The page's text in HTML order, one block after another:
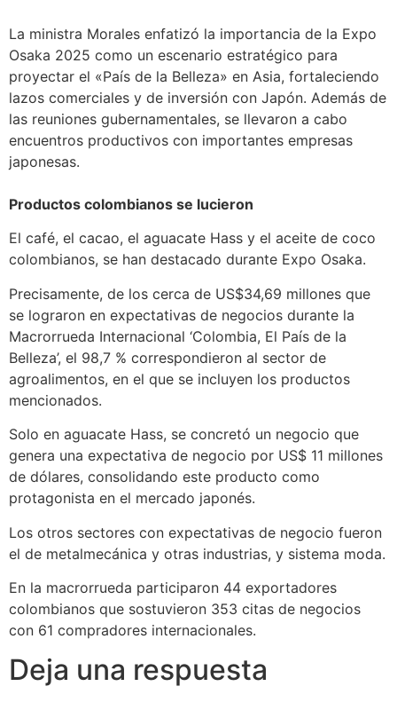
La ministra Morales enfatizó la importancia de la Expo
Osaka 2025 como un escenario estratégico para
proyectar el «País de la Belleza» en Asia, fortaleciendo
lazos comerciales y de inversión con Japón. Además de
las reuniones gubernamentales, se llevaron a cabo
encuentros productivos con importantes empresas
japonesas.
Productos colombianos se lucieron
El café, el cacao, el aguacate Hass y el aceite de coco
colombianos, se han destacado durante Expo Osaka.
Precisamente, de los cerca de US$34,69 millones que
se lograron en expectativas de negocios durante la
Macrorrueda Internacional ‘Colombia, El País de la
Belleza’, el 98,7 % correspondieron al sector de
agroalimentos, en el que se incluyen los productos
mencionados.
Solo en aguacate Hass, se concretó un negocio que
genera una expectativa de negocio por US$ 11 millones
de dólares, consolidando este producto como
protagonista en el mercado japonés.
Los otros sectores con expectativas de negocio fueron
el de metalmecánica y otras industrias, y sistema moda.
En la macrorrueda participaron 44 exportadores
colombianos que sostuvieron 353 citas de negocios
con 61 compradores internacionales.
Deja una respuesta